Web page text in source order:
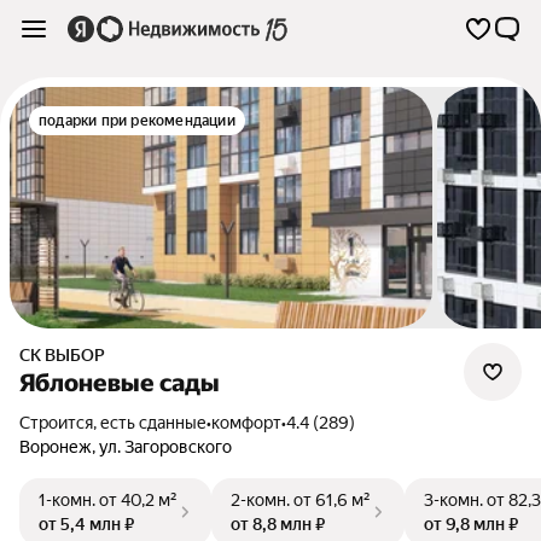
подарки при рекомендации
СК ВЫБОР
Яблоневые сады
Строится, есть сданные•комфорт•4.4 (289)
Воронеж,ул. Загоровского
1-комн.от 40,2 м²
от 5,4 млн ₽
2-комн.от 61,6 м²
от 8,8 млн ₽
3-комн.от
от 9,8 млн ₽